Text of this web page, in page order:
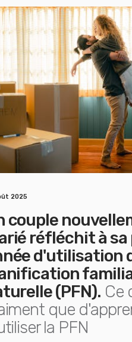
2025
couple
réfléchit à sa
d'utilisation
(PFN). Ce
que
la PFN